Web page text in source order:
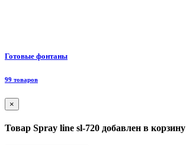
Готовые фонтаны
99 товаров
×
Товар Spray line sl-720 добавлен в корзину